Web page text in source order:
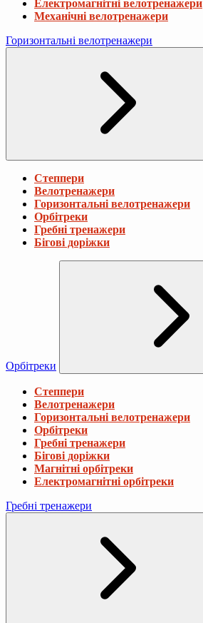
Електромагнітні велотренажери
Механічні велотренажери
Горизонтальні велотренажери
Степпери
Велотренажери
Горизонтальні велотренажери
Орбітреки
Гребні тренажери
Бігові доріжки
Орбітреки
Степпери
Велотренажери
Горизонтальні велотренажери
Орбітреки
Гребні тренажери
Бігові доріжки
Магнітні орбітреки
Електромагнітні орбітреки
Гребні тренажери